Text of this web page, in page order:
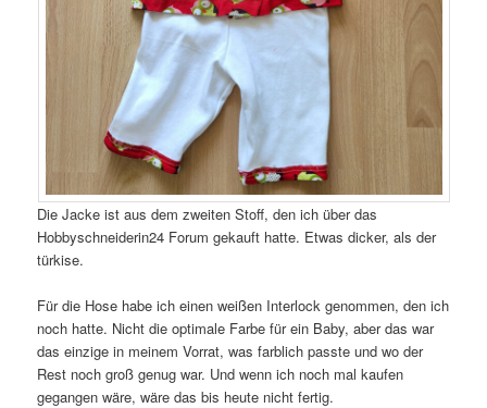
Die Jacke ist aus dem zweiten Stoff, den ich über das
Hobbyschneiderin24 Forum gekauft hatte. Etwas dicker, als der
türkise.
Für die Hose habe ich einen weißen Interlock genommen, den ich
noch hatte. Nicht die optimale Farbe für ein Baby, aber das war
das einzige in meinem Vorrat, was farblich passte und wo der
Rest noch groß genug war. Und wenn ich noch mal kaufen
gegangen wäre, wäre das bis heute nicht fertig.